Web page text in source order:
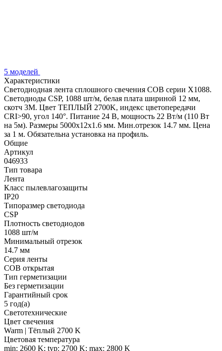
5 моделей
Характеристики
Светодиодная лента сплошного свечения COB серии X1088.
Светодиоды CSP, 1088 шт/м, белая плата шириной 12 мм,
скотч 3M. Цвет ТЕПЛЫЙ 2700K, индекс цветопередачи
CRI>90, угол 140°. Питание 24 В, мощность 22 Вт/м (110 Вт
на 5м). Размеры 5000х12х1.6 мм. Мин.отрезок 14.7 мм. Цена
за 1 м. Обязательна установка на профиль.
Общие
Артикул
046933
Тип товара
Лента
Класс пылевлагозащиты
IP20
Типоразмер светодиода
CSP
Плотность светодиодов
1088 шт/м
Минимальный отрезок
14.7 мм
Серия ленты
COB открытая
Тип герметизации
Без герметизации
Гарантийный срок
5 год(а)
Светотехнические
Цвет свечения
Warm | Тёплый 2700 K
Цветовая температура
min: 2600 K; typ: 2700 K; max: 2800 K